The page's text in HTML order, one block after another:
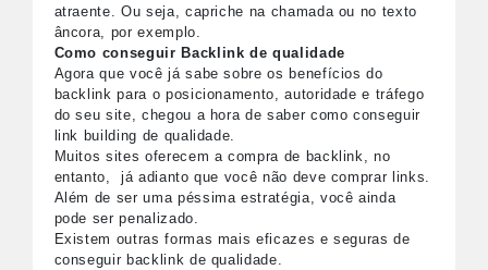
atraente. Ou seja, capriche na chamada ou no texto
âncora, por exemplo.
Como conseguir Backlink de qualidade
Agora que você já sabe sobre os benefícios do
backlink para o posicionamento, autoridade e tráfego
do seu site, chegou a hora de saber como conseguir
link building de qualidade.
Muitos sites oferecem a compra de backlink, no
entanto, já adianto que você não deve comprar links.
Além de ser uma péssima estratégia, você ainda
pode ser penalizado.
Existem outras formas mais eficazes e seguras de
conseguir backlink de qualidade.